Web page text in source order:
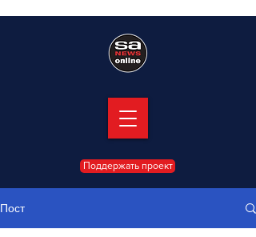
Поддержать проект
Пост